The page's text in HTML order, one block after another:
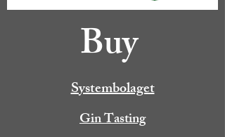
Buy
Systembolaget
Gin Tasting